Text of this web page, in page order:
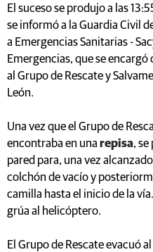
El suceso se produjo a las
se informó a la Guardia Civil
a Emergencias Sanitarias -
Emergencias, que se
al Grupo de Rescate y
León.
Una vez que el Grupo de
encontraba en una repisa, se
pared para, una vez
colchón de vacío y
camilla hasta el inicio de la
grúa al helicóptero.
El Grupo de Rescate evacuó